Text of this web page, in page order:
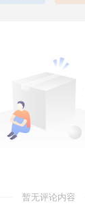
暂无评论内容